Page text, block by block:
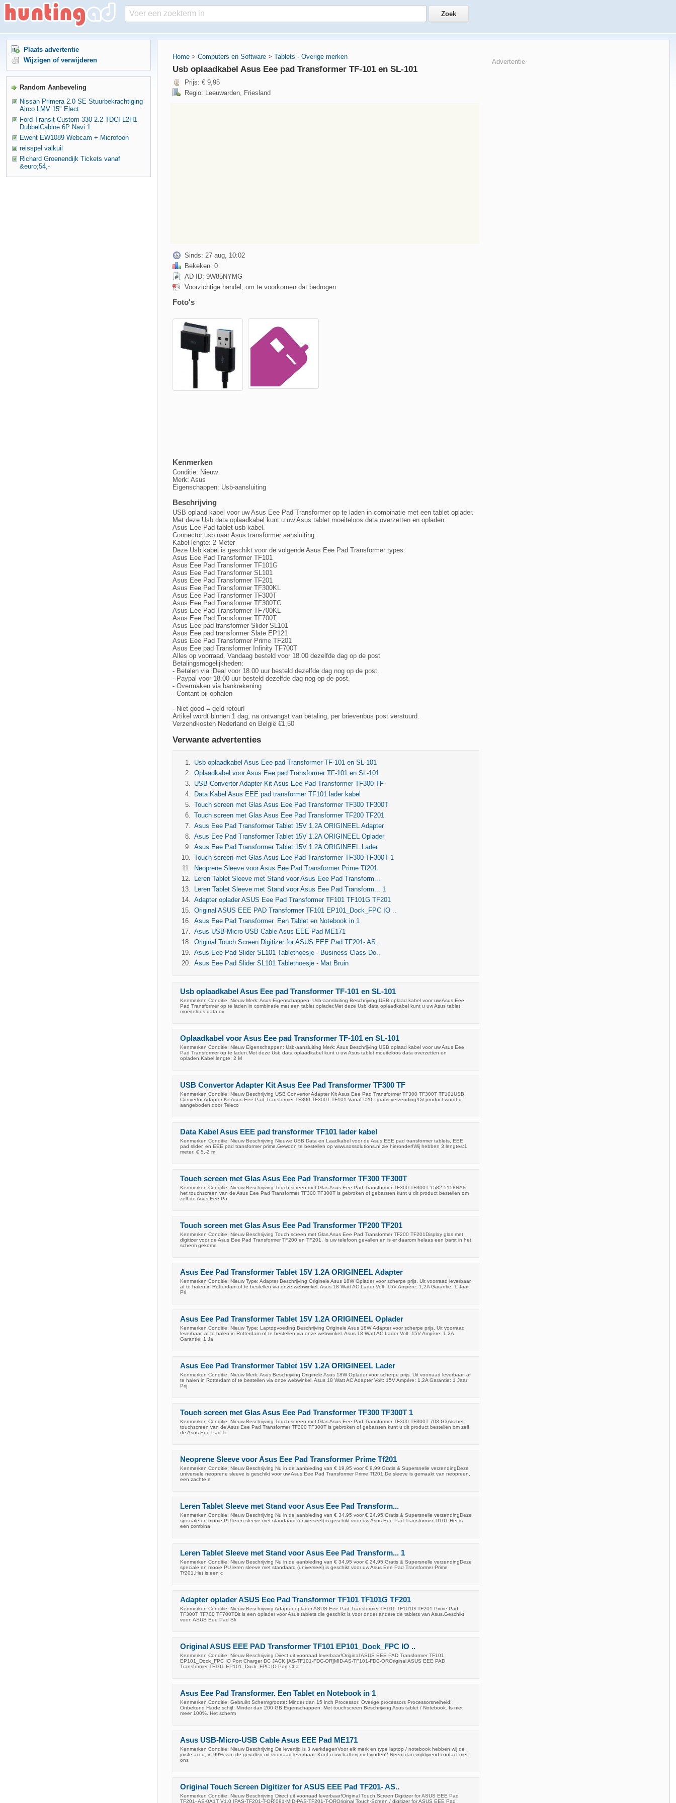
Home > Computers en Software > Tablets - Overige merken
Usb oplaadkabel Asus Eee pad Transformer TF-101 en SL-101
Prijs: € 9,95
Regio: Leeuwarden, Friesland
Sinds: 27 aug, 10:02
Bekeken: 0
AD ID: 9W85NYMG
Voorzichtige handel, om te voorkomen dat bedrogen
Foto's
Kenmerken
Conditie: Nieuw
Merk: Asus
Eigenschappen: Usb-aansluiting
Beschrijving
USB oplaad kabel voor uw Asus Eee Pad Transformer op te laden in combinatie met een tablet oplader.
Met deze Usb data oplaadkabel kunt u uw Asus tablet moeiteloos data overzetten en opladen.
Asus Eee Pad tablet usb kabel.
Connector:usb naar Asus transformer aansluiting.
Kabel lengte: 2 Meter
Deze Usb kabel is geschikt voor de volgende Asus Eee Pad Transformer types:
Asus Eee Pad Transformer TF101
Asus Eee Pad Transformer TF101G
Asus Eee Pad Transformer SL101
Asus Eee Pad Transformer TF201
Asus Eee Pad Transformer TF300KL
Asus Eee Pad Transformer TF300T
Asus Eee Pad Transformer TF300TG
Asus Eee Pad Transformer TF700KL
Asus Eee Pad Transformer TF700T
Asus Eee pad transformer Slider SL101
Asus Eee pad transformer Slate EP121
Asus Eee Pad Transformer Prime TF201
Asus Eee pad Transformer Infinity TF700T
Alles op voorraad. Vandaag besteld voor 18.00 dezelfde dag op de post
Betalingsmogelijkheden:
- Betalen via iDeal voor 18.00 uur besteld dezelfde dag nog op de post.
- Paypal voor 18.00 uur besteld dezelfde dag nog op de post.
- Overmaken via bankrekening
- Contant bij ophalen
- Niet goed = geld retour!
Artikel wordt binnen 1 dag, na ontvangst van betaling, per brievenbus post verstuurd.
Verzendkosten Nederland en België €1,50
Verwante advertenties
Usb oplaadkabel Asus Eee pad Transformer TF-101 en SL-101
Oplaadkabel voor Asus Eee pad Transformer TF-101 en SL-101
USB Convertor Adapter Kit Asus Eee Pad Transformer TF300 TF
Data Kabel Asus EEE pad transformer TF101 lader kabel
Touch screen met Glas Asus Eee Pad Transformer TF300 TF300T
Touch screen met Glas Asus Eee Pad Transformer TF200 TF201
Asus Eee Pad Transformer Tablet 15V 1.2A ORIGINEEL Adapter
Asus Eee Pad Transformer Tablet 15V 1.2A ORIGINEEL Oplader
Asus Eee Pad Transformer Tablet 15V 1.2A ORIGINEEL Lader
Touch screen met Glas Asus Eee Pad Transformer TF300 TF300T 1
Neoprene Sleeve voor Asus Eee Pad Transformer Prime Tf201
Leren Tablet Sleeve met Stand voor Asus Eee Pad Transform...
Leren Tablet Sleeve met Stand voor Asus Eee Pad Transform... 1
Adapter oplader ASUS Eee Pad Transformer TF101 TF101G TF201
Original ASUS EEE PAD Transformer TF101 EP101_Dock_FPC IO ..
Asus Eee Pad Transformer. Een Tablet en Notebook in 1
Asus USB-Micro-USB Cable Asus EEE Pad ME171
Original Touch Screen Digitizer for ASUS EEE Pad TF201- AS..
Asus Eee Pad Slider SL101 Tablethoesje - Business Class Do..
Asus Eee Pad Slider SL101 Tablethoesje - Mat Bruin
Usb oplaadkabel Asus Eee pad Transformer TF-101 en SL-101
Kenmerken Conditie: Nieuw Merk: Asus Eigenschappen: Usb-aansluiting Beschrijving USB oplaad kabel voor uw Asus Eee
Pad Transformer op te laden in combinatie met een tablet oplader.Met deze Usb data oplaadkabel kunt u uw Asus tablet
moeiteloos data ov
Oplaadkabel voor Asus Eee pad Transformer TF-101 en SL-101
Kenmerken Conditie: Nieuw Eigenschappen: Usb-aansluiting Merk: Asus Beschrijving USB oplaad kabel voor uw Asus Eee
Pad Transformer op te laden.Met deze Usb data oplaadkabel kunt u uw Asus tablet moeiteloos data overzetten en
opladen.Kabel lengte: 2 M
USB Convertor Adapter Kit Asus Eee Pad Transformer TF300 TF
Kenmerken Conditie: Nieuw Beschrijving USB Convertor Adapter Kit Asus Eee Pad Transformer TF300 TF300T TF101USB
Convertor Adapter Kit Asus Eee Pad Transformer TF300 TF300T TF101.Vanaf €20,- gratis verzending!Dit product wordt u
aangeboden door Teleco
Data Kabel Asus EEE pad transformer TF101 lader kabel
Kenmerken Conditie: Nieuw Beschrijving Nieuwe USB Data en Laadkabel voor de Asus EEE pad transformer tablets, EEE
pad slider, en EEE pad transformer prime.Gewoon te bestellen op www.sossolutions.nl zie hieronder!Wij hebben 3 lengtes:1
meter: € 5,-2 m
Touch screen met Glas Asus Eee Pad Transformer TF300 TF300T
Kenmerken Conditie: Nieuw Beschrijving Touch screen met Glas Asus Eee Pad Transformer TF300 TF300T 1582 5158NAls
het touchscreen van de Asus Eee Pad Transformer TF300 TF300T is gebroken of gebarsten kunt u dit product bestellen om
zelf de Asus Eee Pa
Touch screen met Glas Asus Eee Pad Transformer TF200 TF201
Kenmerken Conditie: Nieuw Beschrijving Touch screen met Glas Asus Eee Pad Transformer TF200 TF201Display glas met
digitizer voor de Asus Eee Pad Transformer TF200 en TF201. Is uw telefoon gevallen en is er daarom helaas een barst in het
scherm gekome
Asus Eee Pad Transformer Tablet 15V 1.2A ORIGINEEL Adapter
Kenmerken Conditie: Nieuw Type: Adapter Beschrijving Originele Asus 18W Oplader voor scherpe prijs. Uit voorraad leverbaar,
af te halen in Rotterdam of te bestellen via onze webwinkel. Asus 18 Watt AC Lader Volt: 15V Ampère: 1,2A Garantie: 1 Jaar
Pri
Asus Eee Pad Transformer Tablet 15V 1.2A ORIGINEEL Oplader
Kenmerken Conditie: Nieuw Type: Laptopvoeding Beschrijving Originele Asus 18W Adapter voor scherpe prijs. Uit voorraad
leverbaar, af te halen in Rotterdam of te bestellen via onze webwinkel. Asus 18 Watt AC Lader Volt: 15V Ampère: 1,2A
Garantie: 1 Ja
Asus Eee Pad Transformer Tablet 15V 1.2A ORIGINEEL Lader
Kenmerken Conditie: Nieuw Merk: Asus Beschrijving Originele Asus 18W Oplader voor scherpe prijs. Uit voorraad leverbaar, af
te halen in Rotterdam of te bestellen via onze webwinkel. Asus 18 Watt AC Adapter Volt: 15V Ampère: 1,2A Garantie: 1 Jaar
Prij
Touch screen met Glas Asus Eee Pad Transformer TF300 TF300T 1
Kenmerken Conditie: Nieuw Beschrijving Touch screen met Glas Asus Eee Pad Transformer TF300 TF300T 703 G3Als het
touchscreen van de Asus Eee Pad Transformer TF300 TF300T is gebroken of gebarsten kunt u dit product bestellen om zelf
de Asus Eee Pad Tr
Neoprene Sleeve voor Asus Eee Pad Transformer Prime Tf201
Kenmerken Conditie: Nieuw Beschrijving Nu in de aanbieding van € 19,95 voor € 9,99!Gratis & Supersnelle verzendingDeze
universele neoprene sleeve is geschikt voor uw Asus Eee Pad Transformer Prime Tf201.De sleeve is gemaakt van neopreen,
een zachte e
Leren Tablet Sleeve met Stand voor Asus Eee Pad Transform...
Kenmerken Conditie: Nieuw Beschrijving Nu in de aanbieding van € 34,95 voor € 24,95!Gratis & Supersnelle verzendingDeze
speciale en mooie PU leren sleeve met standaard (universeel) is geschikt voor uw Asus Eee Pad Transformer Tf101.Het is
een combina
Leren Tablet Sleeve met Stand voor Asus Eee Pad Transform... 1
Kenmerken Conditie: Nieuw Beschrijving Nu in de aanbieding van € 34,95 voor € 24,95!Gratis & Supersnelle verzendingDeze
speciale en mooie PU leren sleeve met standaard (universeel) is geschikt voor uw Asus Eee Pad Transformer Prime
Tf201.Het is een c
Adapter oplader ASUS Eee Pad Transformer TF101 TF101G TF201
Kenmerken Conditie: Nieuw Beschrijving Adapter oplader ASUS Eee Pad Transformer TF101 TF101G TF201 Prime Pad
TF300T TF700 TF700TDit is een oplader voor Asus tablets die geschikt is voor onder andere de tablets van Asus.Geschikt
voor: ASUS Eee Pad Sli
Original ASUS EEE PAD Transformer TF101 EP101_Dock_FPC IO ..
Kenmerken Conditie: Nieuw Beschrijving Direct uit voorraad leverbaar!Original ASUS EEE PAD Transformer TF101
EP101_Dock_FPC IO Port Charger DC JACK [AS-TF101-FDC-OR]MID-AS-TF101-FDC-OROriginal ASUS EEE PAD
Transformer TF101 EP101_Dock_FPC IO Port Cha
Asus Eee Pad Transformer. Een Tablet en Notebook in 1
Kenmerken Conditie: Gebruikt Schermgrootte: Minder dan 15 inch Processor: Overige processors Processorsnelheid:
Onbekend Harde schijf: Minder dan 200 GB Eigenschappen: Met touchscreen Beschrijving Asus tablet / Notebook. Is niet
meer 100%. Het scherm
Asus USB-Micro-USB Cable Asus EEE Pad ME171
Kenmerken Conditie: Nieuw Beschrijving De levertijd is 3 werkdagenVoor elk merk en type laptop / notebook hebben wij de
juiste accu, in 99% van de gevallen uit voorraad leverbaar. Kunt u uw batterij niet vinden? Neem dan vrijblijvend contact met
ons
Original Touch Screen Digitizer for ASUS EEE Pad TF201- AS..
Kenmerken Conditie: Nieuw Beschrijving Direct uit voorraad leverbaar!Original Touch Screen Digitizer for ASUS EEE Pad
TF201- AS-0A1T V1.0 [PAS-TF201-T-OR]091-MID-PAS-TF201-T-OROriginal Touch-Screen / digitizer for ASUS EEE Pad
Advertentie
Plaats advertentie
Wijzigen of verwijderen
Random Aanbeveling
Nissan Primera 2.0 SE Stuurbekrachtiging
Airco LMV 15" Elect
Ford Transit Custom 330 2.2 TDCI L2H1
DubbelCabine 6P Navi 1
Ewent EW1089 Webcam + Microfoon
reisspel valkuil
Richard Groenendijk Tickets vanaf
&euro;54,-